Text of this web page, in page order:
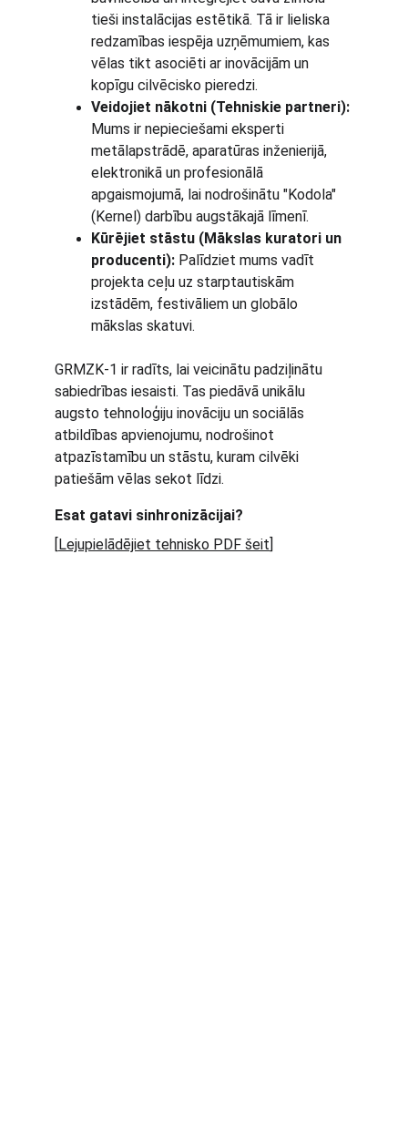
tieši instalācijas estētikā. Tā ir lieliska
redzamības iespēja uzņēmumiem, kas
vēlas tikt asociēti ar inovācijām un
kopīgu cilvēcisko pieredzi.
Veidojiet nākotni (Tehniskie partneri):
Mums ir nepieciešami eksperti
metālapstrādē, aparatūras inženierijā,
elektronikā un profesionālā
apgaismojumā, lai nodrošinātu "Kodola"
(Kernel) darbību augstākajā līmenī.
Kūrējiet stāstu (Mākslas kuratori un
producenti): Palīdziet mums vadīt
projekta ceļu uz starptautiskām
izstādēm, festivāliem un globālo
mākslas skatuvi.
GRMZK-1 ir radīts, lai veicinātu padziļinātu
sabiedrības iesaisti. Tas piedāvā unikālu
augsto tehnoloģiju inovāciju un sociālās
atbildības apvienojumu, nodrošinot
atpazīstamību un stāstu, kuram cilvēki
patiešām vēlas sekot līdzi.
Esat gatavi sinhronizācijai?
[Lejupielādējiet tehnisko PDF šeit]